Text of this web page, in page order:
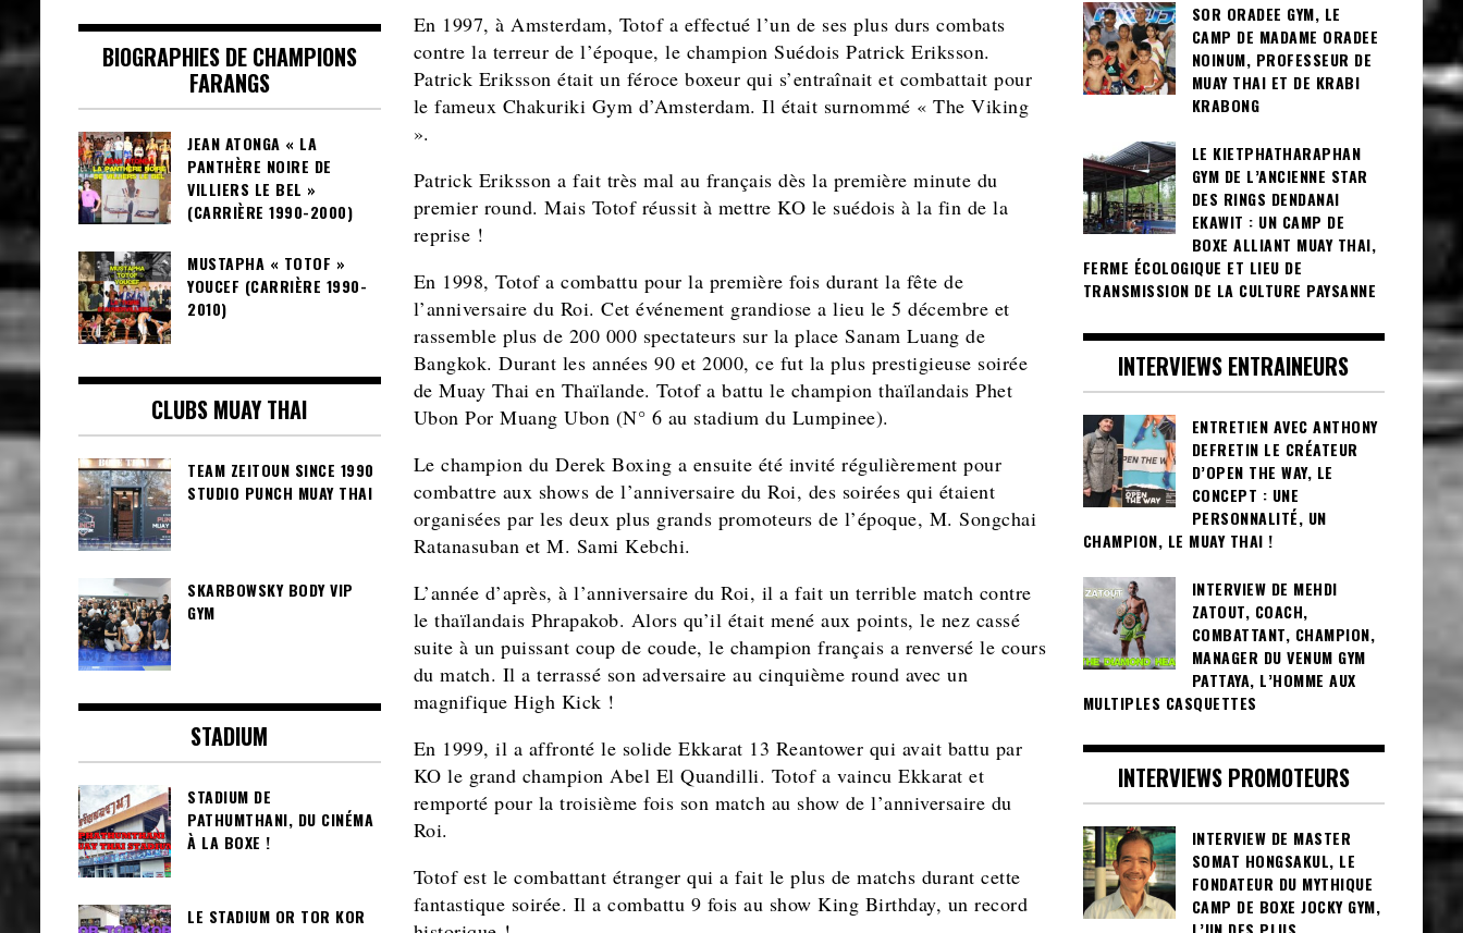
En 1997, à Amsterdam, Totof a effectué l’un de ses plus durs combats
contre la terreur de l’époque, le champion Suédois Patrick Eriksson.
Patrick Eriksson était un féroce boxeur qui s’entraînait et combattait pour
le fameux Chakuriki Gym d’Amsterdam. Il était surnommé « The Viking
».
Patrick Eriksson a fait très mal au français dès la première minute du
premier round. Mais Totof réussit à mettre KO le suédois à la fin de la
reprise !
En 1998, Totof a combattu pour la première fois durant la fête de
l’anniversaire du Roi. Cet événement grandiose a lieu le 5 décembre et
rassemble plus de 200 000 spectateurs sur la place Sanam Luang de
Bangkok. Durant les années 90 et 2000, ce fut la plus prestigieuse soirée
de Muay Thai en Thaïlande. Totof a battu le champion thaïlandais Phet
Ubon Por Muang Ubon (N° 6 au stadium du Lumpinee).
Le champion du Derek Boxing a ensuite été invité régulièrement pour
combattre aux shows de l’anniversaire du Roi, des soirées qui étaient
organisées par les deux plus grands promoteurs de l’époque, M. Songchai
Ratanasuban et M. Sami Kebchi.
L’année d’après, à l’anniversaire du Roi, il a fait un terrible match contre
le thaïlandais Phrapakob. Alors qu’il était mené aux points, le nez cassé
suite à un puissant coup de coude, le champion français a renversé le cours
du match. Il a terrassé son adversaire au cinquième round avec un
magnifique High Kick !
En 1999, il a affronté le solide Ekkarat 13 Reantower qui avait battu par
KO le grand champion Abel El Quandilli. Totof a vaincu Ekkarat et
remporté pour la troisième fois son match au show de l’anniversaire du
Roi.
Totof est le combattant étranger qui a fait le plus de matchs durant cette
fantastique soirée. Il a combattu 9 fois au show King Birthday, un record
BIOGRAPHIES DE CHAMPIONS
FARANGS
JEAN ATONGA « LA
PANTHÈRE NOIRE DE
VILLIERS LE BEL »
(CARRIÈRE 1990-2000)
MUSTAPHA « TOTOF »
YOUCEF (CARRIÈRE 1990-
2010)
CLUBS MUAY THAI
TEAM ZEITOUN SINCE 1990
STUDIO PUNCH MUAY THAI
SKARBOWSKY BODY VIP
GYM
STADIUM
STADIUM DE
PATHUMTHANI, DU CINÉMA
À LA BOXE !
LE STADIUM OR TOR KOR
SOR ORADEE GYM, LE
CAMP DE MADAME ORADEE
NOINUM, PROFESSEUR DE
MUAY THAI ET DE KRABI
KRABONG
LE KIETPHATHARAPHAN
GYM DE L’ANCIENNE STAR
DES RINGS DENDANAI
EKAWIT : UN CAMP DE
BOXE ALLIANT MUAY THAI,
FERME ÉCOLOGIQUE ET LIEU DE
TRANSMISSION DE LA CULTURE PAYSANNE
INTERVIEWS ENTRAINEURS
ENTRETIEN AVEC ANTHONY
DEFRETIN LE CRÉATEUR
D’OPEN THE WAY, LE
CONCEPT : UNE
PERSONNALITÉ, UN
CHAMPION, LE MUAY THAI !
INTERVIEW DE MEHDI
ZATOUT, COACH,
COMBATTANT, CHAMPION,
MANAGER DU VENUM GYM
PATTAYA, L’HOMME AUX
MULTIPLES CASQUETTES
INTERVIEWS PROMOTEURS
INTERVIEW DE MASTER
SOMAT HONGSAKUL, LE
FONDATEUR DU MYTHIQUE
CAMP DE BOXE JOCKY GYM,